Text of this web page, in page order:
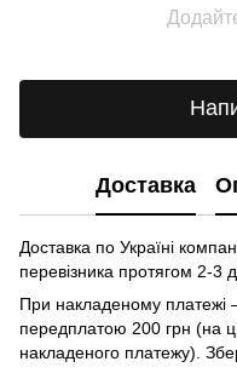
Доставка
Доставка по Україні
перевізника протягом 2-3
При накладеному платежі
передплатою 200 грн (на
накладеного платежу).